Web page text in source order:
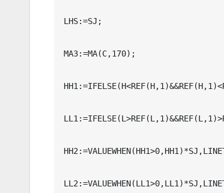
LHS:=SJ;
MA3:=MA(C,170);